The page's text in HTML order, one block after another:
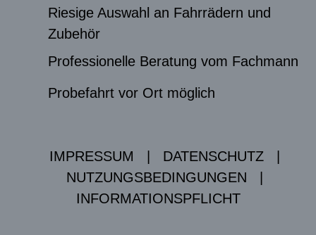
Riesige Auswahl an Fahrrädern und
Zubehör
Professionelle Beratung vom Fachmann
Probefahrt vor Ort möglich
IMPRESSUM DATENSCHUTZ
NUTZUNGSBEDINGUNGEN
INFORMATIONSPFLICHT